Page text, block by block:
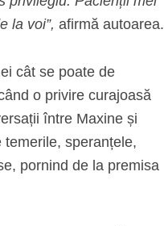
la voi”, afirmă autoarea.
cât se poate de
o privire curajoasă
între Maxine și
speranțele,
pornind de la premisa